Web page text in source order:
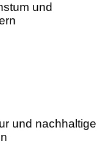
und
und nachhaltige